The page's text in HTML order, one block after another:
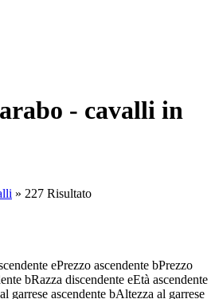
- cavalli in
» 227 Risultato
ePrezzo ascendente bPrezzo
bRazza discendente eEtà ascendente
garrese ascendente bAltezza al garrese